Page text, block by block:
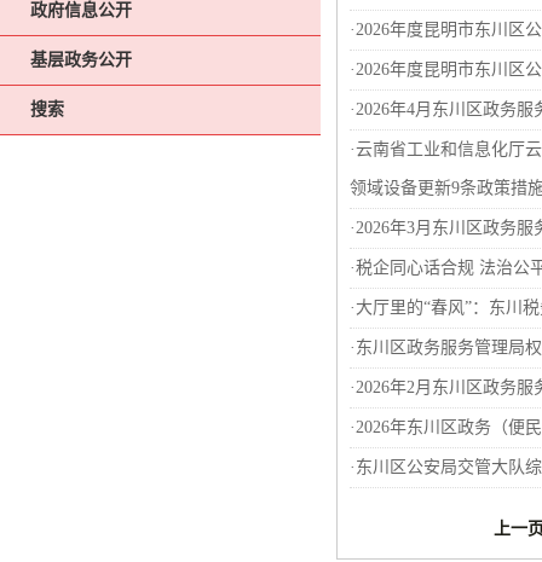
政府信息公开
基层政务公开
搜索
·2026年度昆明市东川区
·2026年度昆明市东川区
·2026年4月东川区政务服
·云南省工业和信息化厅
领域设备更新9条政策措
·2026年3月东川区政务服
·税企同心话合规 法治公
· 大厅里的“春风”：东川
· 东川区政务服务管理局
·2026年2月东川区政务服
·2026年东川区政务（便
· 东川区公安局交管大队
上一